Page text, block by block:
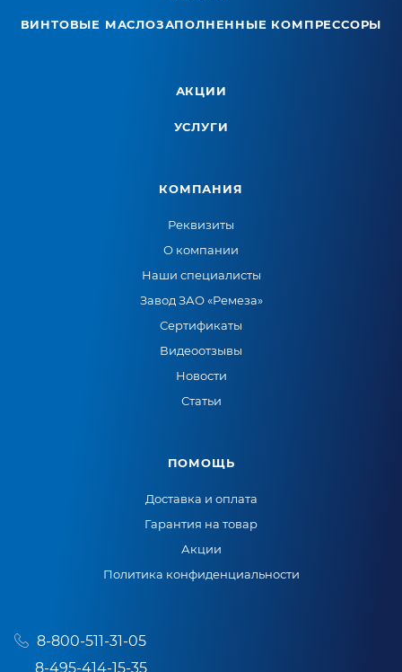
ВИНТОВЫЕ МАСЛОЗАПОЛНЕННЫЕ КОМПРЕССОРЫ
АКЦИИ
УСЛУГИ
КОМПАНИЯ
Реквизиты
О компании
Наши специалисты
Завод ЗАО «Ремеза»
Сертификаты
Видеоотзывы
Новости
Статьи
ПОМОЩЬ
Доставка и оплата
Гарантия на товар
Акции
Политика конфиденциальности
8-800-511-31-05
8-495-414-15-35